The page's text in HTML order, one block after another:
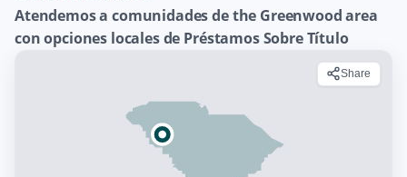
Atendemos a comunidades de the Greenwood area
con opciones locales de Préstamos Sobre Título
Share